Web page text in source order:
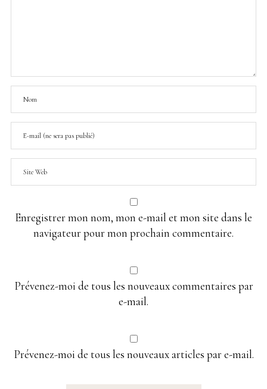
Enregistrer mon nom, mon e-mail et mon site dans le
navigateur pour mon prochain commentaire.
Prévenez-moi de tous les nouveaux commentaires par
e-mail.
Prévenez-moi de tous les nouveaux articles par e-mail.